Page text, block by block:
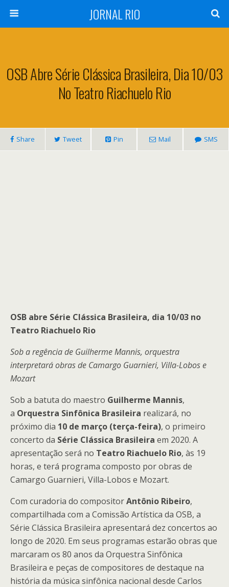
JORNAL RIO
OSB Abre Série Clássica Brasileira, Dia 10/03
No Teatro Riachuelo Rio
Share Tweet Pin Mail SMS
OSB abre Série Clássica Brasileira, dia 10/03 no
Teatro Riachuelo Rio
Sob a regência de Guilherme Mannis, orquestra
interpretará obras de Camargo Guarnieri, Villa-Lobos e
Mozart
Sob a batuta do maestro Guilherme Mannis,
a Orquestra Sinfônica Brasileira realizará, no
próximo dia 10 de março (terça-feira), o primeiro
concerto da Série Clássica Brasileira em 2020. A
apresentação será no Teatro Riachuelo Rio, às 19
horas, e terá programa composto por obras de
Camargo Guarnieri, Villa-Lobos e Mozart.
Com curadoria do compositorAntônio Ribeiro,
compartilhada com a Comissão Artística da OSB, a
Série Clássica Brasileira apresentará dez concertos ao
longo de 2020. Em seus programas estarão obras que
marcaram os 80 anos da Orquestra Sinfônica
Brasileira e peças de compositores de destaque na
história da música sinfônica nacional desde Carlos